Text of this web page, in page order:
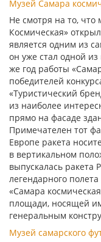
Музей Самара
Не смотря на то,
Космическая»
является одним из
он уже стал одной
же год работы
победителей
«Туристический
из наиболее
прямо на фасаде
Примечателен тот
Европе ракета
в вертикальном
выпускалась ракета
легендарного
«Самара
площади, носящей
генеральным
Музей самарского